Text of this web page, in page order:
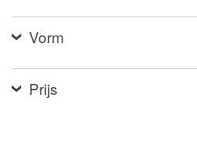
schermlezer
gebruiken;
Control-
F10
Vorm
Prijs